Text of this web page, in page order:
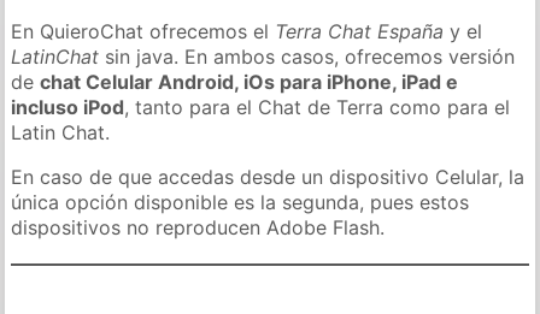
En QuieroChat ofrecemos el Terra Chat España y el
LatinChat sin java. En ambos casos, ofrecemos versión
dechat Celular Android, iOs para iPhone, iPad e
incluso iPod, tanto para el Chat de Terra como para el
Latin Chat.
En caso de que accedas desde un dispositivo Celular, la
única opción disponible es la segunda, pues estos
dispositivos no reproducen Adobe Flash.